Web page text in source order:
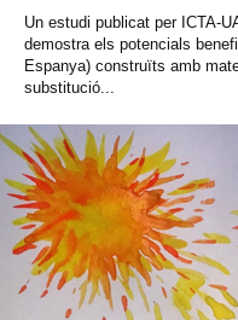
Un estudi publicat per ICTA-
demostra els potencials
Espanya) construïts amb
substitució...